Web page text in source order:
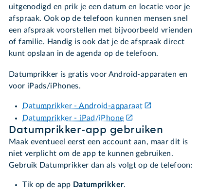
uitgenodigd en prik je een datum en locatie voor je
afspraak. Ook op de telefoon kunnen mensen snel
een afspraak voorstellen met bijvoorbeeld vrienden
of familie. Handig is ook dat je de afspraak direct
kunt opslaan in de agenda op de telefoon.
Datumprikker is gratis voor Android-apparaten en
voor iPads/iPhones.
Datumprikker - Android-apparaat
Datumprikker - iPad/iPhone
Datumprikker-app gebruiken
Maak eventueel eerst een account aan, maar dit is
niet verplicht om de app te kunnen gebruiken.
Gebruik Datumprikker dan als volgt op de telefoon:
Tik op de app Datumprikker.